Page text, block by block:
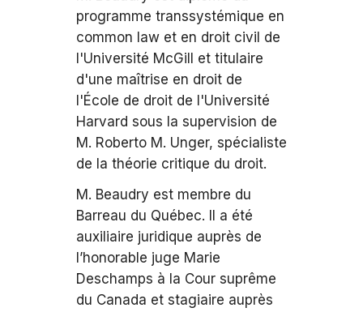
programme transsystémique en
common law et en droit civil de
l'Université McGill et titulaire
d'une maîtrise en droit de
l'École de droit de l'Université
Harvard sous la supervision de
M. Roberto M. Unger, spécialiste
de la théorie critique du droit.
M. Beaudry est membre du
Barreau du Québec. Il a été
auxiliaire juridique auprès de
l’honorable juge Marie
Deschamps à la Cour suprême
du Canada et stagiaire auprès